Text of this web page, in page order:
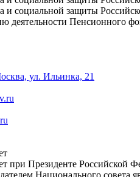
и социальной защиты
деятельности Пенсионного
ул. Ильинка, 21
при Президенте Российской
Национального совета